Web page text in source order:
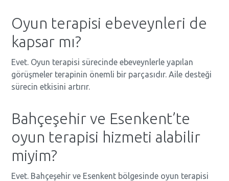
Oyun terapisi ebeveynleri de
kapsar mı?
Evet. Oyun terapisi sürecinde ebeveynlerle yapılan
görüşmeler terapinin önemli bir parçasıdır. Aile desteği
sürecin etkisini artırır.
Bahçeşehir ve Esenkent’te
oyun terapisi hizmeti alabilir
miyim?
Evet. Bahçeşehir ve Esenkent bölgesinde oyun terapisi